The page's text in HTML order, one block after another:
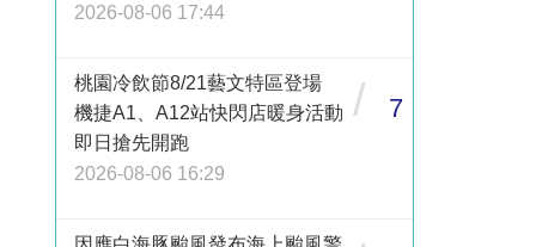
2026-08-06 17:44
桃園冷飲節8/21藝文特區登場
機捷A1、A12站快閃店暖身活動
即日搶先開跑
2026-08-06 16:29
/ 7